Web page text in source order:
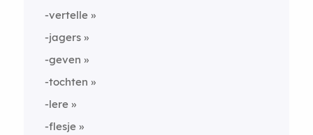
-vertelle
-jagers
-geven
-tochten
-lere
-flesje